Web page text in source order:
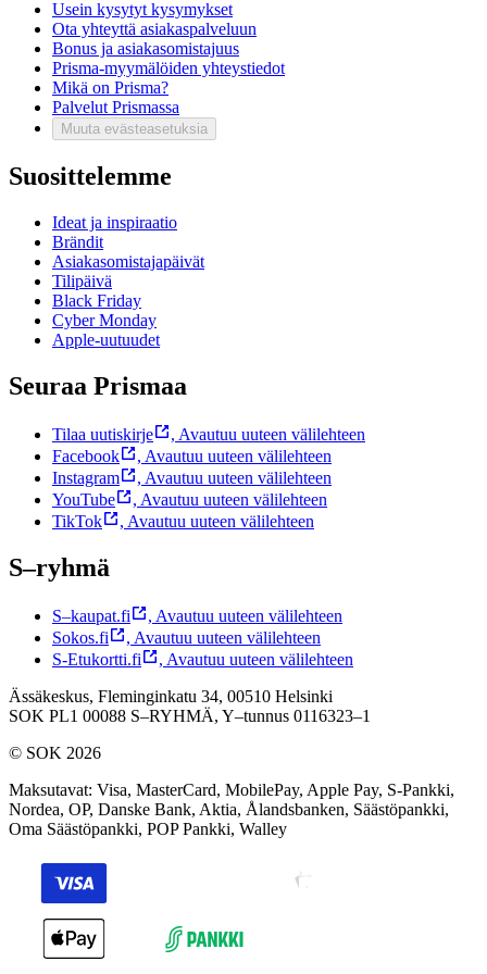
Usein kysytyt kysymykset
Ota yhteyttä asiakaspalveluun
Bonus ja asiakasomistajuus
Prisma-myymälöiden yhteystiedot
Mikä on Prisma?
Palvelut Prismassa
Muuta evästeasetuksia
Suosittelemme
Ideat ja inspiraatio
Brändit
Asiakasomistajapäivät
Tilipäivä
Black Friday
Cyber Monday
Apple-uutuudet
Seuraa Prismaa
Tilaa uutiskirje , Avautuu uuteen välilehteen
Facebook
, Avautuu uuteen välilehteen
Instagram
, Avautuu uuteen välilehteen
YouTube
, Avautuu uuteen välilehteen
TikTok
, Avautuu uuteen välilehteen
S–ryhmä
S–kaupat.fi , Avautuu uuteen välilehteen
Sokos.fi
, Avautuu uuteen välilehteen
S-Etukortti.fi
, Avautuu uuteen välilehteen
Ässäkeskus, Fleminginkatu 34, 00510 Helsinki
SOK PL1 00088 S–RYHMÄ, Y–tunnus 0116323–1
© SOK 2026
Maksutavat: Visa, MasterCard, MobilePay, Apple Pay, S-Pankki,
Nordea, OP, Danske Bank, Aktia, Ålandsbanken, Säästöpankki,
Oma Säästöpankki, POP Pankki, Walley